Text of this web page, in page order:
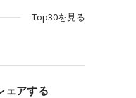
Top30を見る
ェアする